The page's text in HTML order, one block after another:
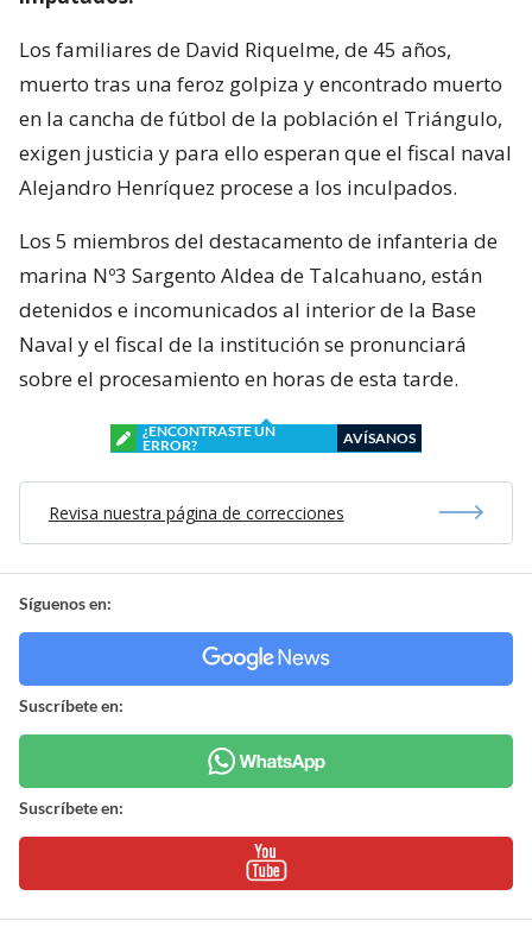
Los familiares de David Riquelme, de 45 años,
muerto tras una feroz golpiza y encontrado muerto
en la cancha de fútbol de la población el Triángulo,
exigen justicia y para ello esperan que el fiscal naval
Alejandro Henríquez procese a los inculpados.
Los 5 miembros del destacamento de infanteria de
marina Nº3 Sargento Aldea de Talcahuano, están
detenidos e incomunicados al interior de la Base
Naval y el fiscal de la institución se pronunciará
sobre el procesamiento en horas de esta tarde.
¿ENCONTRASTE UN
ERROR?
AVÍSANOS
Revisa nuestra página de correcciones
Síguenos en:
Suscríbete en:
Suscríbete en: